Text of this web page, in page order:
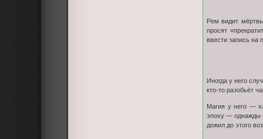
Рем видит
просят
ввести запись на
Иногда у него
кто-то разобьёт
Магия у него —
эпоху — однажды
дожил до этого